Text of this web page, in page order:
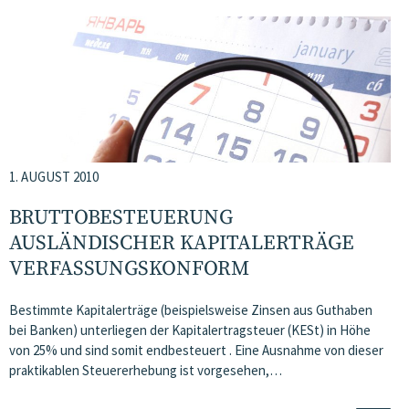
1. AUGUST 2010
BRUTTOBESTEUERUNG
AUSLÄNDISCHER KAPITALERTRÄGE
VERFASSUNGSKONFORM
Bestimmte Kapitalerträge (beispielsweise Zinsen aus Guthaben
bei Banken) unterliegen der Kapitalertragsteuer (KESt) in Höhe
von 25% und sind somit endbesteuert . Eine Ausnahme von dieser
praktikablen Steuererhebung ist vorgesehen,…